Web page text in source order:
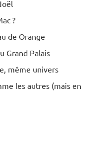
?
de Orange
Grand Palais
même univers
les autres (mais en